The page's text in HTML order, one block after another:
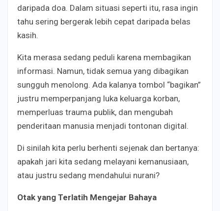
daripada doa. Dalam situasi seperti itu, rasa ingin
tahu sering bergerak lebih cepat daripada belas
kasih.
Kita merasa sedang peduli karena membagikan
informasi. Namun, tidak semua yang dibagikan
sungguh menolong. Ada kalanya tombol “bagikan”
justru memperpanjang luka keluarga korban,
memperluas trauma publik, dan mengubah
penderitaan manusia menjadi tontonan digital.
Di sinilah kita perlu berhenti sejenak dan bertanya:
apakah jari kita sedang melayani kemanusiaan,
atau justru sedang mendahului nurani?
Otak yang Terlatih Mengejar Bahaya